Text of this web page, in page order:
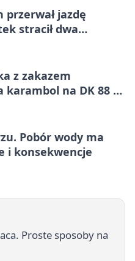
przerwał jazdę
stracił dwa
z zakazem
karambol na DK 88 w
Pobór wody ma
i konsekwencje
Proste sposoby na